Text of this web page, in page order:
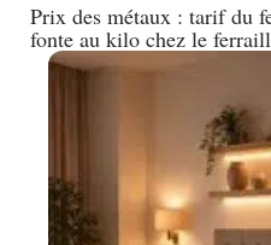
Prix des métaux : tarif du
fonte au kilo chez le